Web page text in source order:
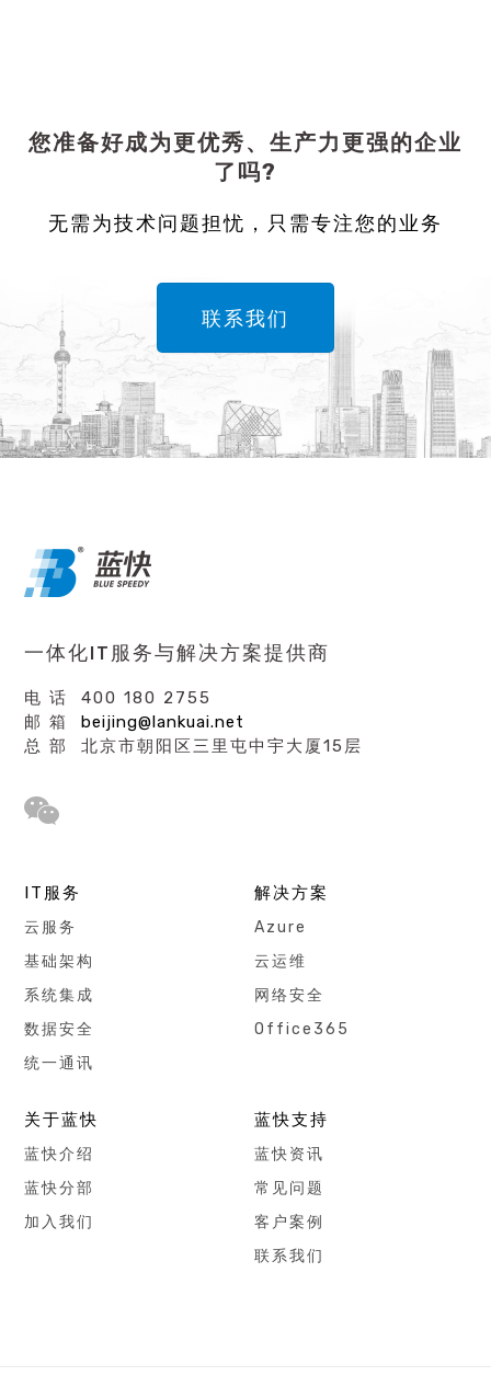
您准备好成为更优秀、生产力更强的企业
了吗?
无需为技术问题担忧，只需专注您的业务
联系我们
一体化IT服务与解决方案提供商
电 话 400 180 2755
邮 箱beijing@lankuai.net
总 部 北京市朝阳区三里屯中宇大厦15层
IT服务
云服务
基础架构
系统集成
数据安全
统一通讯
解决方案
Azure
云运维
网络安全
Office365
关于蓝快
蓝快介绍
蓝快分部
加入我们
蓝快支持
蓝快资讯
常见问题
客户案例
联系我们